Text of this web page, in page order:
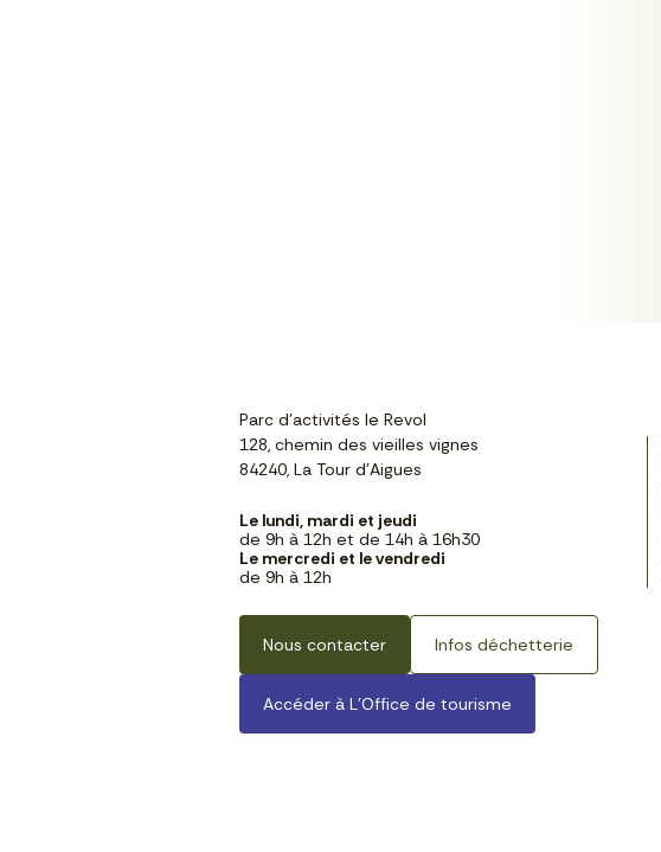
Parc d'activités le Revol
128, chemin des vieilles vignes
84240, La Tour d'Aigues
Le lundi, mardi et jeudi
de 9h à 12h et de 14h à 16h30
Le mercredi et le vendredi
de 9h à 12h
Nous contacter Infos déchetterie
Accéder à L’Office de tourisme